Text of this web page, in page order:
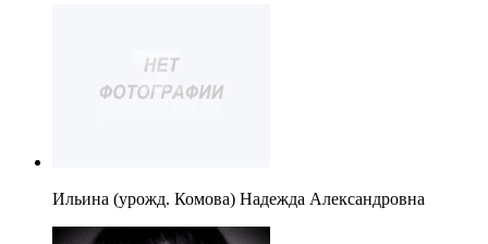
Ильина (урожд. Комова) Надежда Александровна